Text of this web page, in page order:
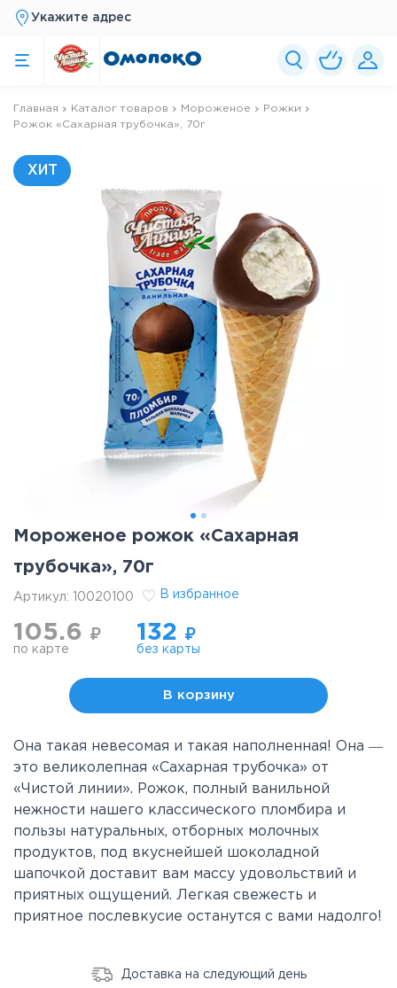
Укажите адрес
Главная Каталог товаров Мороженое
Рожки
Рожок «Сахарная трубочка», 70г
ХИТ
Мороженое рожок «Сахарная
трубочка», 70г
Артикул: 10020100 В избранное
105.6 ₽
по карте
132 ₽
без карты
В корзину
Она такая невесомая и такая наполненная! Она ―
это великолепная «Сахарная трубочка» от
«Чистой линии». Рожок, полный ванильной
нежности нашего классического пломбира и
пользы натуральных, отборных молочных
продуктов, под вкуснейшей шоколадной
шапочкой доставит вам массу удовольствий и
приятных ощущений. Легкая свежесть и
приятное послевкусие останутся с вами надолго!
Доставка на следующий день